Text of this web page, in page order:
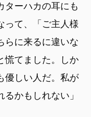
ターハカの耳にも
って、「ご主人様
らに来るに違いな
慌てました。しか
優しい人だ。私が
かもしれない」